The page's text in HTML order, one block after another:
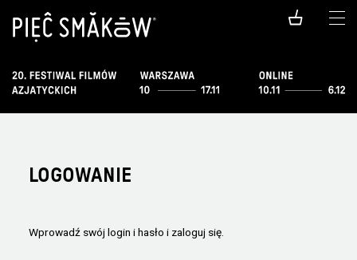
LOGOWANIE
Wprowadź swój login i hasło i zaloguj się.